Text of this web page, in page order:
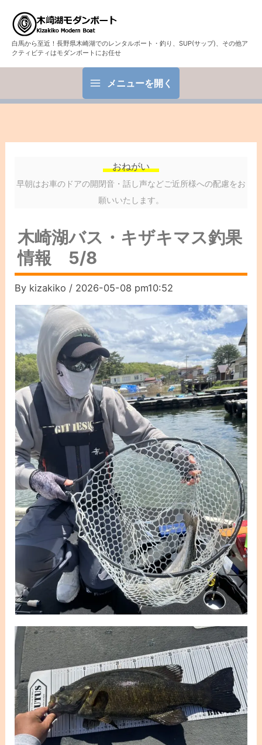
白馬から至近！長野県木崎湖でのレンタルボート・釣り、SUP(サップ)、その他ア
クティビティはモダンボートにお任せ
メニューを開く
おねがい
早朝はお車のドアの開閉音・話し声などご近所様への配慮をお
願いいたします。
木崎湖バス・キザキマス釣果
情報 5/8
By kizakiko / 2026-05-08 pm10:52